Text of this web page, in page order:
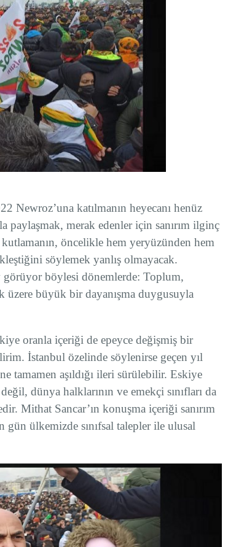
Newroz’una katılmanın heyecanı henüz
merak edenler için sanırım ilginç
öncelikle hem yeryüzünden hem
söylemek yanlış olmayacak.
böylesi dönemlerde: Toplum,
üzere büyük bir dayanışma duygusuyla
oranla içeriği de epeyce değişmiş bir
İstanbul özelinde söylenirse geçen yıl
tamamen aşıldığı ileri sürülebilir. Eskiye
dünya halklarının ve emekçi sınıfları da
Mithat Sancar’ın konuşma içeriği sanırım
ülkemizde sınıfsal talepler ile ulusal